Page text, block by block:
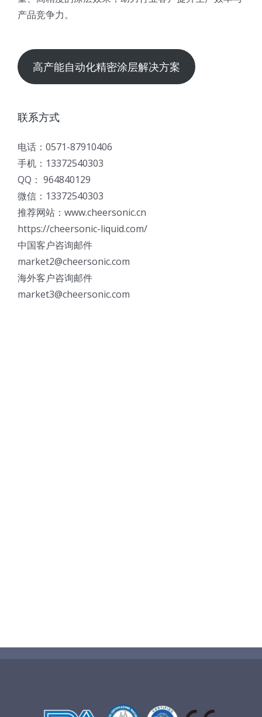
产品竞争力。
高产能自动化精密涂层解决方案
联系方式
电话：0571-87910406
手机：13372540303
QQ： 964840129
微信：13372540303
推荐网站：www.cheersonic.cn
https://cheersonic-liquid.com/
中国客户咨询邮件
market2@cheersonic.com
海外客户咨询邮件
market3@cheersonic.com